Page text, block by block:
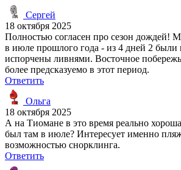
Сергей
18 октября 2025
Полностью согласен про сезон дождей!
в июле прошлого года - из 4 дней 2 были
испорчены ливнями. Восточное
более предсказуемо в этот период.
Ответить
Ольга
18 октября 2025
А на Тиомане в это время реально
был там в июле? Интересует именно
возможностью снорклинга.
Ответить